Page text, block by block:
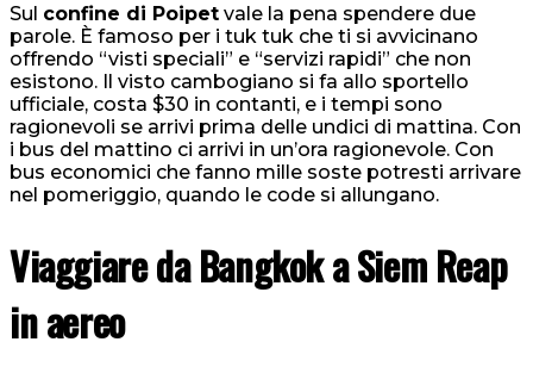
Sul confine di Poipet vale la pena spendere due
parole. È famoso per i tuk tuk che ti si avvicinano
offrendo “visti speciali” e “servizi rapidi” che non
esistono. Il visto cambogiano si fa allo sportello
ufficiale, costa $30 in contanti, e i tempi sono
ragionevoli se arrivi prima delle undici di mattina. Con
i bus del mattino ci arrivi in un’ora ragionevole. Con
bus economici che fanno mille soste potresti arrivare
nel pomeriggio, quando le code si allungano.
Viaggiare da Bangkok a Siem Reap
in aereo